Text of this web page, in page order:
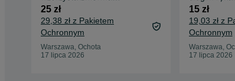
sukienka Orsay
25 zł
29,38 zł z Pakietem
Ochronnym
Warszawa, Ochota
17 lipca 2026
15 zł
19,03 zł z
Ochronnym
Warszawa,
17 lipca 2026